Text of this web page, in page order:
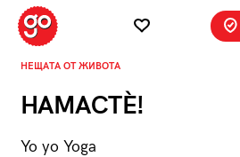
НЕЩАТА ОТ ЖИВОТА
НАМАСТЀ!
Yo yo Yoga